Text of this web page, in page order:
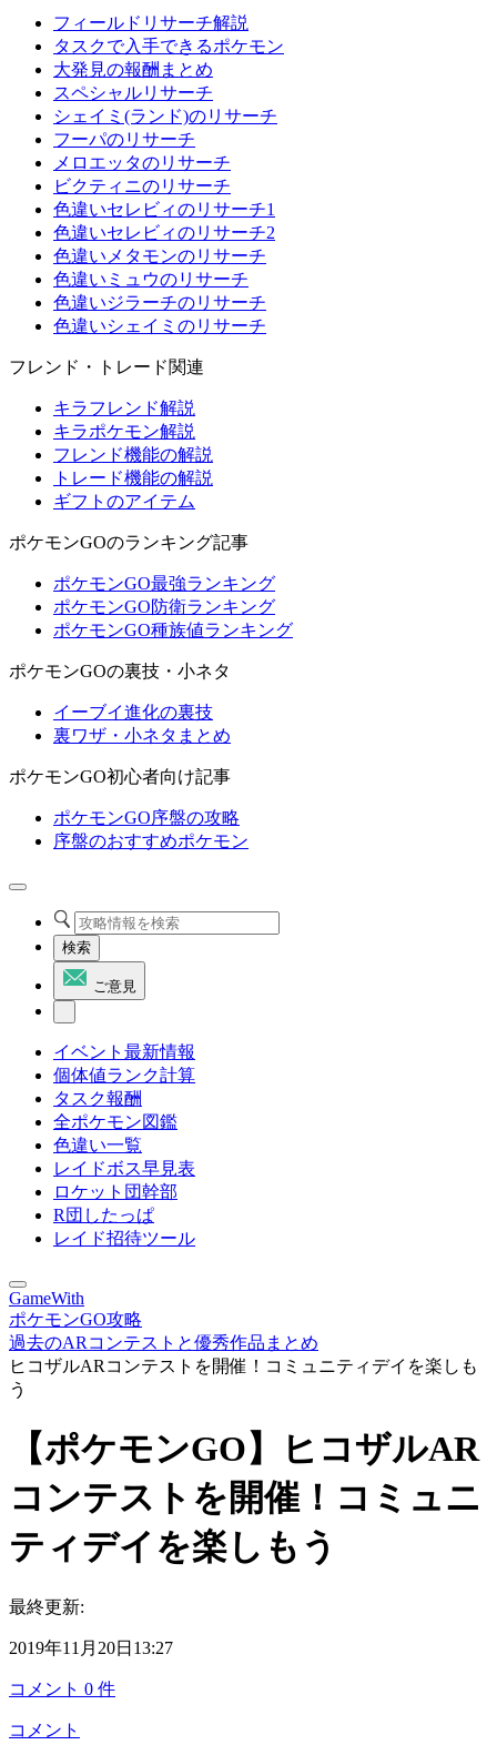
フィールドリサーチ解説
タスクで入手できるポケモン
大発見の報酬まとめ
スペシャルリサーチ
シェイミ(ランド)のリサーチ
フーパのリサーチ
メロエッタのリサーチ
ビクティニのリサーチ
色違いセレビィのリサーチ1
色違いセレビィのリサーチ2
色違いメタモンのリサーチ
色違いミュウのリサーチ
色違いジラーチのリサーチ
色違いシェイミのリサーチ
フレンド・トレード関連
キラフレンド解説
キラポケモン解説
フレンド機能の解説
トレード機能の解説
ギフトのアイテム
ポケモンGOのランキング記事
ポケモンGO最強ランキング
ポケモンGO防衛ランキング
ポケモンGO種族値ランキング
ポケモンGOの裏技・小ネタ
イーブイ進化の裏技
裏ワザ・小ネタまとめ
ポケモンGO初心者向け記事
ポケモンGO序盤の攻略
序盤のおすすめポケモン
検索
ご意見
イベント最新情報
個体値ランク計算
タスク報酬
全ポケモン図鑑
色違い一覧
レイドボス早見表
ロケット団幹部
R団したっぱ
レイド招待ツール
GameWith
ポケモンGO攻略
過去のARコンテストと優秀作品まとめ
ヒコザルARコンテストを開催！コミュニティデイを楽しも
う
【ポケモンGO】ヒコザルAR
コンテストを開催！コミュニ
ティデイを楽しもう
最終更新:
2019年11月20日13:27
コメント 0 件
コメント